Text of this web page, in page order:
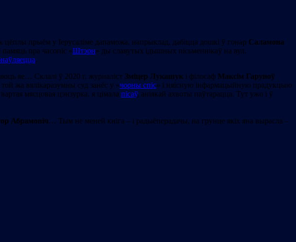
цёплы прыём у Іерусаліме дапаможа, напрыклад, дабіцца дошкі ў гонар Саламона
пра часопіс «Штэрн» ды славутых ідышных пісьменнікаў на вул.
.
яе… Склалі ў 2020 г. журналіст Зміцер Лукашук і філосаф Максім Гаруноў
жа вялікаразумны суд занёс у «чорны спіс» і няісную інфармацыйную прадукцыю
мясцовая цэнзурка, я цімала пісаў, аніякай ахвоты паўтарацца. Тут ужо і ў
Абрамовіч… Тым не меней кніга – і радыёперадачы, на грунце якіх яна вырасла –